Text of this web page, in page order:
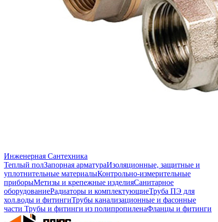
Инженерная Сантехника
Теплый полЗапорная арматураИзоляционные, защитные и
уплотнительные материалыКонтрольно-измерительные
приборыМетизы и крепежные изделияСанитарное
оборудованиеРадиаторы и комплектующиеТруба ПЭ для
хол.воды и фитингиТрубы канализационные и фасонные
части Трубы и фитинги из полипропиленаФланцы и фитинги